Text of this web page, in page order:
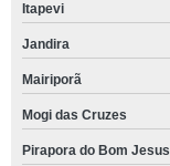
Itapevi
Jandira
Mairiporã
Mogi das Cruzes
Pirapora do Bom Jesus